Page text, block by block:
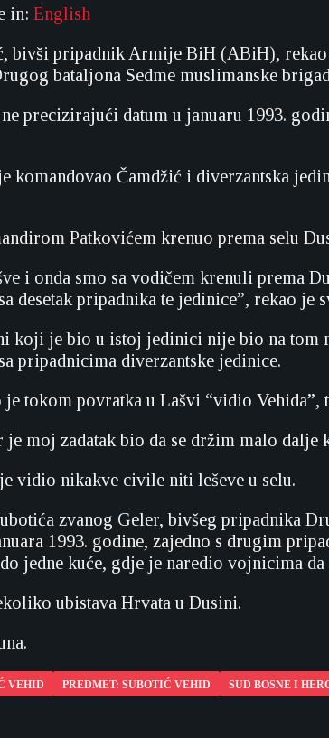
in: English
bivši pripadnik Armije BiH (ABiH),
bataljona Sedme muslimanske
precizirajući datum u januaru 1993.
komandovao Čamdžić i diverzantska
Patkovićem krenuo prema selu
i onda smo sa vodičem krenuli prema
desetak pripadnika te jedinice”, rekao je
koji je bio u istoj jedinici nije bio na tom
pripadnicima diverzantske jedinice.
tokom povratka u Lašvi “vidio
moj zadatak bio da se držim malo dalje
vidio nikakve civile niti leševe u selu.
zvanog Geler, bivšeg pripadnika
1993. godine, zajedno s drugim
jedne kuće, gdje je naredio vojnicima
ubistava Hrvata u Dusini.
VEHID PREDMET: SUBOTIĆ VEHID SUD BOSNE I